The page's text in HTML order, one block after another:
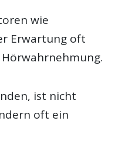
wie
Erwartung oft
ist nicht
oft ein